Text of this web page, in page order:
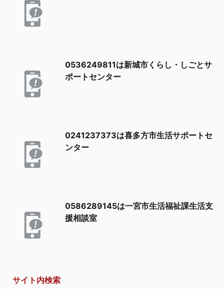
0536249811は新城市くらし・しごとサ
ポートセンター
0241237373は喜多方市生活サポートセ
ンター
0586289145は一宮市生活福祉課生活支
援相談室
サイト内検索